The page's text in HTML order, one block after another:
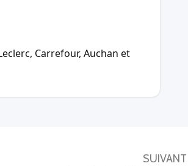
Carrefour, Auchan et
SUIVANT